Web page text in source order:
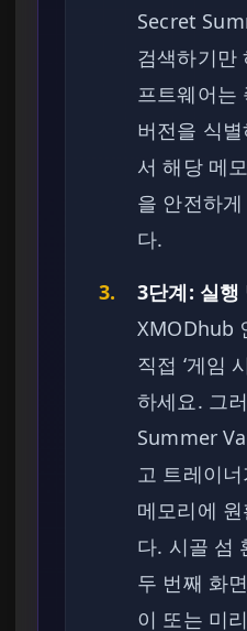
Secret
검색하기만
프트웨어는
버전을 식
서 해당 메
을 안전하
다.
3.
3단계: 실행
XMODhub
직접 ‘게임
하세요. 그
Summer
고 트레이
메모리에
다. 시골 섬
두 번째 화
이 또는 미